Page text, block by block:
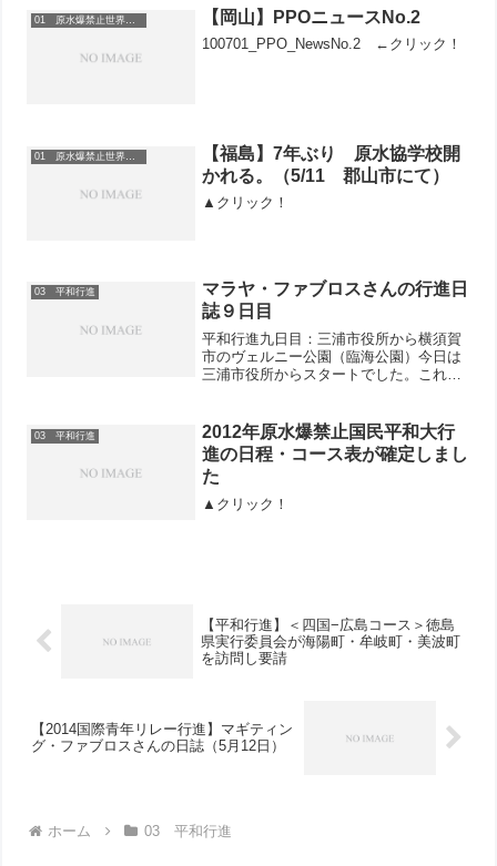
1000年も前の事です。今の日本の首都は
東京です。日曜日だっ...
01 原水爆禁止世界大会 【岡山】PPOニュースNo.2
100701_PPO_NewsNo.2 ←クリック！
01 原水爆禁止世界大会
【福島】7年ぶり 原水協学校開
かれる。（5/11 郡山市にて）
▲クリック！
03 平和行進
マラヤ・ファブロスさんの行進日
誌９日目
平和行進九日目：三浦市役所から横須賀
市のヴェルニー公園（臨海公園）今日は
三浦市役所からスタートでした。これま
その街に住む被爆者の方々からのメッセ
ージや地域の原水協、そし...
03 平和行進
2012年原水爆禁止国民平和大行
進の日程・コース表が確定しまし
た
▲クリック！
【平和行進】＜四国−広島コース＞徳島
県実行委員会が海陽町・牟岐町・美波町
を訪問し要請
【2014国際青年リレー行進】マギティン
グ・ファブロスさんの日誌（5月12日）
ホーム 03 平和行進